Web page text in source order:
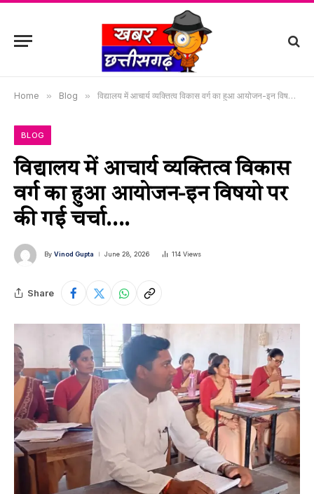
Home » Blog » विद्यालय में आचार्य व्यक्तित्व विकास वर्ग का हुआ आयोजन-इन विषयो पर की गई चर्चा….
BLOG
विद्यालय में आचार्य व्यक्तित्व विकास
वर्ग का हुआ आयोजन-इन विषयो पर
की गई चर्चा….
By Vinod Gupta June 28, 2026 114 Views
Share